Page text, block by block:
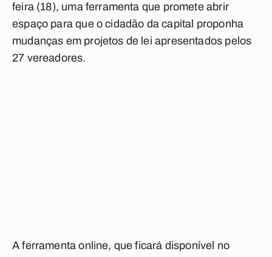
feira (18), uma ferramenta que promete abrir
espaço para que o cidadão da capital proponha
mudanças em projetos de lei apresentados pelos
27 vereadores.
A ferramenta online, que ficará disponível no